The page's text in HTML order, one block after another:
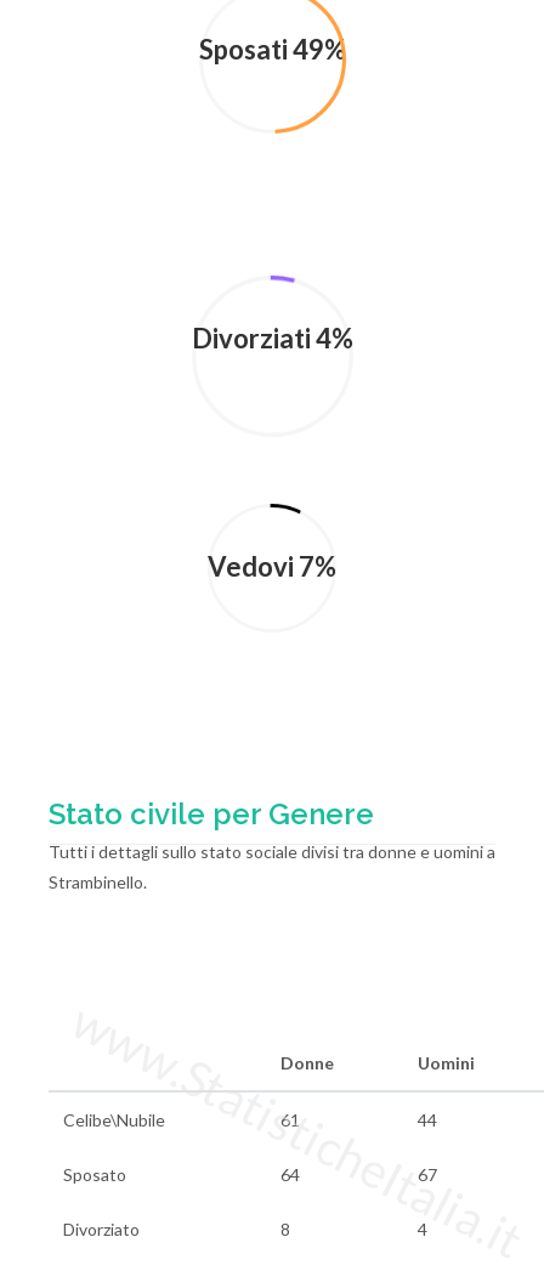
Sposati 49%
Divorziati 4%
Vedovi 7%
Stato civile per Genere
Tutti i dettagli sullo stato sociale divisi tra donne e uomini a
Strambinello.
Donne Uomini
Celibe\Nubile 61 44
Sposato 64 67
Divorziato 8 4
www.StatisticheItalia.it